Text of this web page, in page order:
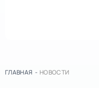
ГЛАВНАЯ - НОВОСТИ